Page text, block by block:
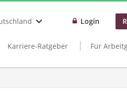
Login
Karriere-Ratgeber Für